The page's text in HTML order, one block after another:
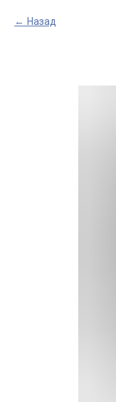
Назад